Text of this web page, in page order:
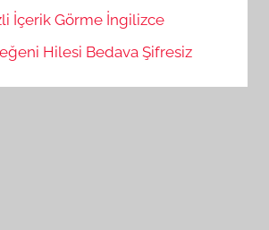
İçerik Görme İngilizce
Hilesi Bedava Şifresiz